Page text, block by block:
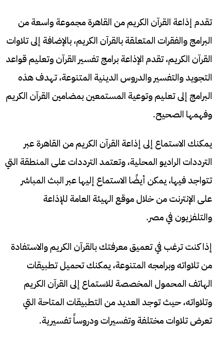
تقدم إذاعة القرآن الكريم من القاهرة مجموعة واسعة من
البرامج والفقرات المتعلقة بالقرآن الكريم، بالإضافة إلى تلاوات
القرآن الكريم، تقدم الإذاعة برامج تفسير القرآن وتعليم قواعد
التجويد والتفسير والدروس الدينية المتنوعة، تهدف هذه
البرامج إلى تعليم وتوعية المستمعين بمضامين القرآن الكريم
وفهمها الصحيح.
يمكنك الاستماع إلى إذاعة القرآن الكريم من القاهرة عبر
الترددات الراديو المحلية، وتعتمد الترددات على المنطقة التي
تتواجد فيها، يمكن أيضًا الاستماع إليها عبر البث المباشر
على الإنترنت من خلال موقع الهيئة العامة للإذاعة
والتلفزيون في مصر.
إذا كنت ترغب في تعميق معرفتك بالقرآن الكريم والاستفادة
من تلاواته وبرامجه المتنوعة، يمكنك تحميل تطبيقات
الهاتف المحمول المخصصة للاستماع إلى القرآن الكريم
وتلاواته، حيث توجد العديد من التطبيقات المتاحة التي
تعرض تلاوات مختلفة وتفسيرات ودروساً تفسيرية.